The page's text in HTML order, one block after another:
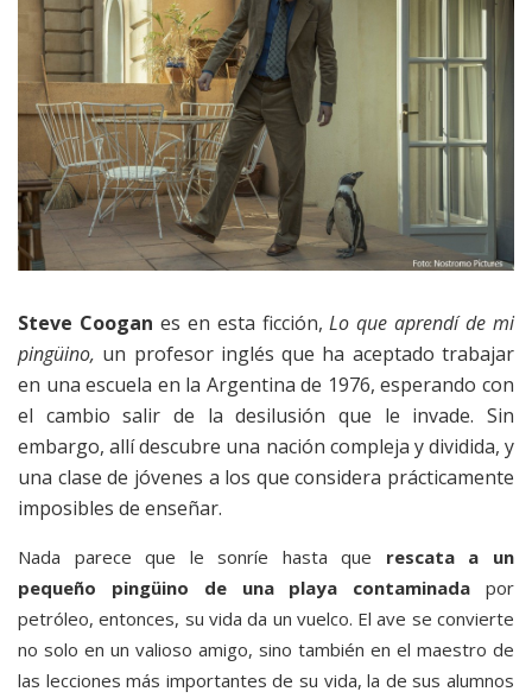
Steve Coogan es en esta ficción,Lo que aprendí de mi
pingüino, un profesor inglés que ha aceptado trabajar
en una escuela en la Argentina de 1976, esperando con
el cambio salir de la desilusión que le invade. Sin
embargo, allí descubre una nación compleja y dividida, y
una clase de jóvenes a los que considera prácticamente
imposibles de enseñar.
Nada parece que le sonríe hasta que rescata a un
pequeño pingüino de una playa contaminada por
petróleo, entonces, su vida da un vuelco. El ave se convierte
no solo en un valioso amigo, sino también en el maestro de
las lecciones más importantes de su vida, la de sus alumnos